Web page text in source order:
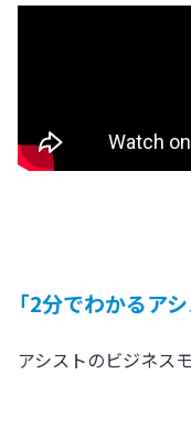
「2分でわかるア
アシストのビジネス